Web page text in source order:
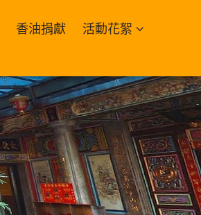
香油捐獻 活動花絮